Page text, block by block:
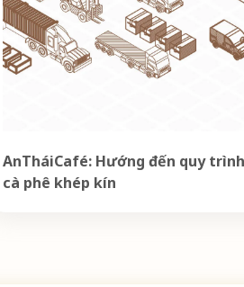
AnTháiCafé: Hướng đến quy
cà phê khép kín